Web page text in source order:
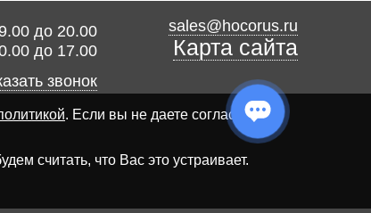
до 20.00
до 17.00
звонок
sales@hocorus.ru
Карта сайта
. Если вы не даете согласия на
считать, что Вас это устраивает.